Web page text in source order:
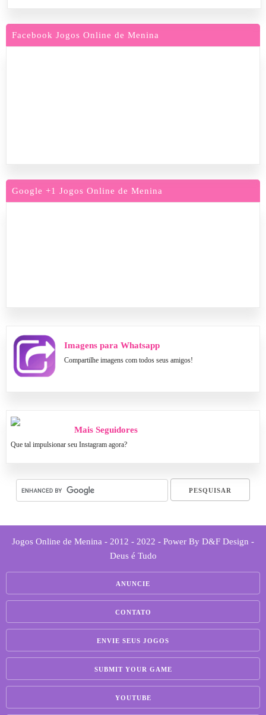
Facebook Jogos Online de Menina
Google +1 Jogos Online de Menina
Imagens para Whatsapp
Compartilhe imagens com todos seus amigos!
Mais Seguidores
Que tal impulsionar seu Instagram agora?
Jogos Online de Menina - 2012 - 2022 - Power By D&F Design -
Deus é Tudo
ANUNCIE
CONTATO
ENVIE SEUS JOGOS
SUBMIT YOUR GAME
YOUTUBE